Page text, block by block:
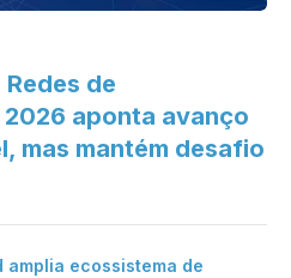
de
aponta avanço
mas mantém desafio
amplia ecossistema de